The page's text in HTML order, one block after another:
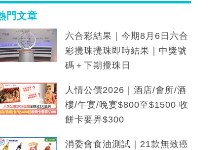
門文章
六合彩結果｜今期8月6日六合
彩攪珠攪珠即時結果｜中獎號
碼＋下期攪珠日
人情公價2026｜酒店/會所/酒
樓/午宴/晚宴$800至$1500 收
餅卡要畀$300
消委會食油測試｜21款無致癌